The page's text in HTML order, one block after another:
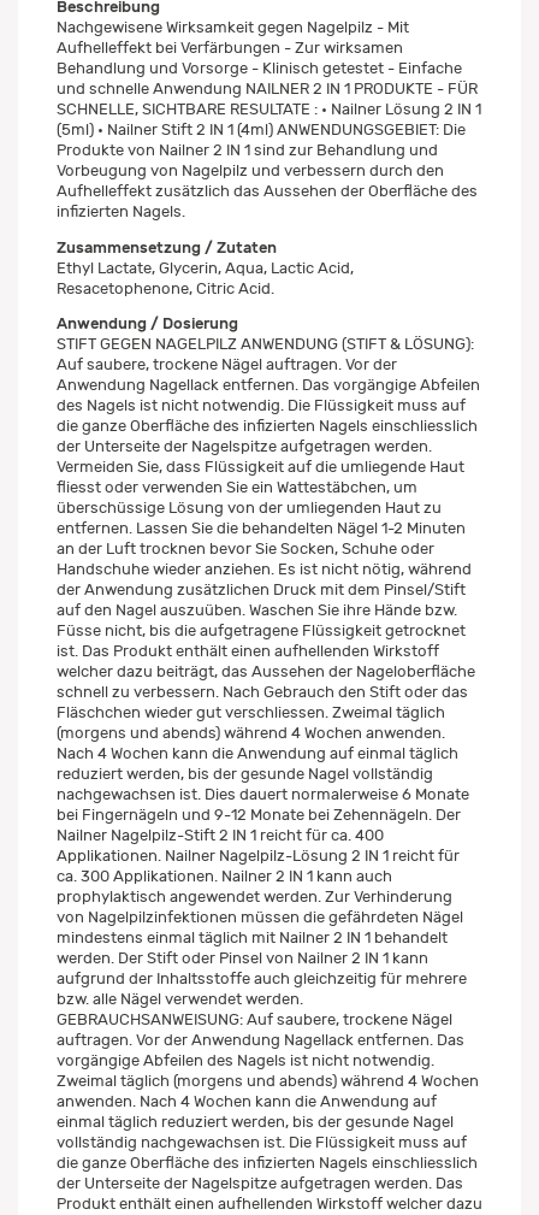
Beschreibung
Nachgewisene Wirksamkeit gegen Nagelpilz - Mit
Aufhelleffekt bei Verfärbungen - Zur wirksamen
Behandlung und Vorsorge - Klinisch getestet - Einfache
und schnelle Anwendung NAILNER 2 IN 1 PRODUKTE - FÜR
SCHNELLE, SICHTBARE RESULTATE : • Nailner Lösung 2 IN 1
(5ml) • Nailner Stift 2 IN 1 (4ml) ANWENDUNGSGEBIET: Die
Produkte von Nailner 2 IN 1 sind zur Behandlung und
Vorbeugung von Nagelpilz und verbessern durch den
Aufhelleffekt zusätzlich das Aussehen der Oberfläche des
infizierten Nagels.
Zusammensetzung / Zutaten
Ethyl Lactate, Glycerin, Aqua, Lactic Acid,
Resacetophenone, Citric Acid.
Anwendung / Dosierung
STIFT GEGEN NAGELPILZ ANWENDUNG (STIFT & LÖSUNG):
Auf saubere, trockene Nägel auftragen. Vor der
Anwendung Nagellack entfernen. Das vorgängige Abfeilen
des Nagels ist nicht notwendig. Die Flüssigkeit muss auf
die ganze Oberfläche des infizierten Nagels einschliesslich
der Unterseite der Nagelspitze aufgetragen werden.
Vermeiden Sie, dass Flüssigkeit auf die umliegende Haut
fliesst oder verwenden Sie ein Wattestäbchen, um
überschüssige Lösung von der umliegenden Haut zu
entfernen. Lassen Sie die behandelten Nägel 1-2 Minuten
an der Luft trocknen bevor Sie Socken, Schuhe oder
Handschuhe wieder anziehen. Es ist nicht nötig, während
der Anwendung zusätzlichen Druck mit dem Pinsel/Stift
auf den Nagel auszuüben. Waschen Sie ihre Hände bzw.
Füsse nicht, bis die aufgetragene Flüssigkeit getrocknet
ist. Das Produkt enthält einen aufhellenden Wirkstoff
welcher dazu beiträgt, das Aussehen der Nageloberfläche
schnell zu verbessern. Nach Gebrauch den Stift oder das
Fläschchen wieder gut verschliessen. Zweimal täglich
(morgens und abends) während 4 Wochen anwenden.
Nach 4 Wochen kann die Anwendung auf einmal täglich
reduziert werden, bis der gesunde Nagel vollständig
nachgewachsen ist. Dies dauert normalerweise 6 Monate
bei Fingernägeln und 9-12 Monate bei Zehennägeln. Der
Nailner Nagelpilz-Stift 2 IN 1 reicht für ca. 400
Applikationen. Nailner Nagelpilz-Lösung 2 IN 1 reicht für
ca. 300 Applikationen. Nailner 2 IN 1 kann auch
prophylaktisch angewendet werden. Zur Verhinderung
von Nagelpilzinfektionen müssen die gefährdeten Nägel
mindestens einmal täglich mit Nailner 2 IN 1 behandelt
werden. Der Stift oder Pinsel von Nailner 2 IN 1 kann
aufgrund der Inhaltsstoffe auch gleichzeitig für mehrere
bzw. alle Nägel verwendet werden.
GEBRAUCHSANWEISUNG: Auf saubere, trockene Nägel
auftragen. Vor der Anwendung Nagellack entfernen. Das
vorgängige Abfeilen des Nagels ist nicht notwendig.
Zweimal täglich (morgens und abends) während 4 Wochen
anwenden. Nach 4 Wochen kann die Anwendung auf
einmal täglich reduziert werden, bis der gesunde Nagel
vollständig nachgewachsen ist. Die Flüssigkeit muss auf
die ganze Oberfläche des infizierten Nagels einschliesslich
der Unterseite der Nagelspitze aufgetragen werden. Das
Produkt enthält einen aufhellenden Wirkstoff welcher dazu